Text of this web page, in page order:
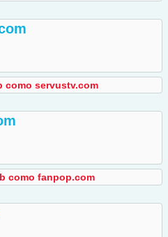
como servustv.com
como fanpop.com